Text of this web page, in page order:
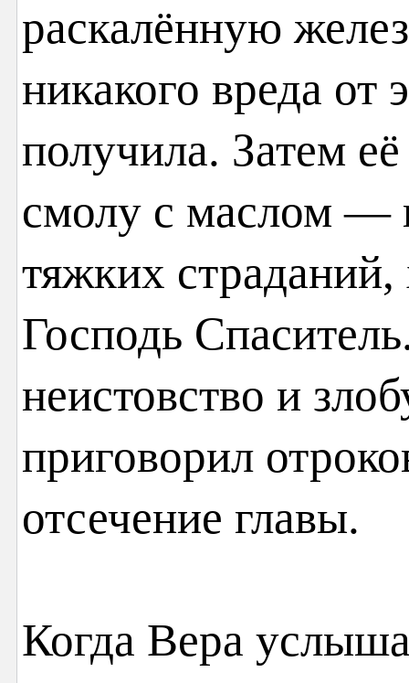
раскалённую
никакого вреда от
получила. Затем
смолу с маслом —
тяжких
Господь
неистовство и
приговорил
отсечение главы.
Когда Вера